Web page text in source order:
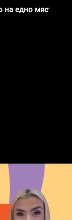
едно място